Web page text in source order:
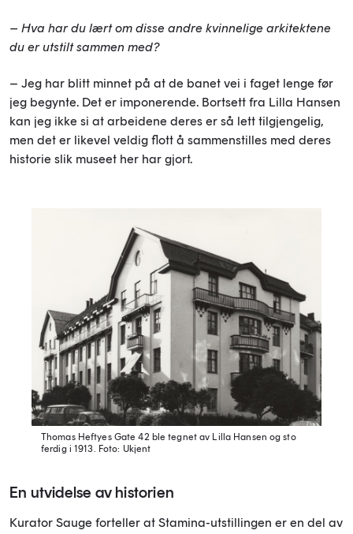
– Hva har du lært om disse andre kvinnelige arkitektene
du er utstilt sammen med?
– Jeg har blitt minnet på at de banet vei i faget lenge før
jeg begynte. Det er imponerende. Bortsett fra Lilla Hansen
kan jeg ikke si at arbeidene deres er så lett tilgjengelig,
men det er likevel veldig flott å sammenstilles med deres
historie slik museet her har gjort.
Thomas Heftyes Gate 42 ble tegnet av Lilla Hansen og sto
ferdig i 1913. Foto: Ukjent
En utvidelse av historien
Kurator Sauge forteller at Stamina-utstillingen er en del av